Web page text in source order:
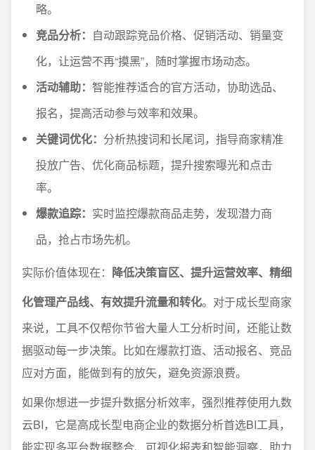
略。
竞品分析： 自动跟踪竞品价格、促销活动、销量变
化，让运营不再“摸黑”，随时掌握市场动态。
活动辅助： 智能推荐适合的官方活动，协助选品、
报名，提高活动参与效率和效果。
关键词优化： 分析热搜词和长尾词，指导商家精准
投放广告、优化商品标题，提升搜索曝光和点击
率。
爆款追踪： 实时监控爆款商品走势，发现潜力商
品，抢占市场先机。
实际价值体现在： 降低决策盲区、提升运营效率、精细
化管理产品线、有效提升流量和转化。对于成长型商家
来说，工具不仅帮你节省大量人工分析时间，还能让数
据驱动每一步决策。比如在爆款打造、活动报名、竞品
应对方面，能做到有的放矢，避免资源浪费。
如果你想进一步提升数据分析效率，强烈推荐使用九数
云BI，它是高成长型电商企业的数据分析首选BI工具，